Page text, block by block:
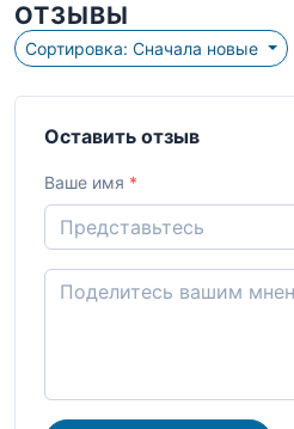
ОТЗЫВЫ
Сортировка: Сначала новые
Оставить отзыв
Ваше имя *